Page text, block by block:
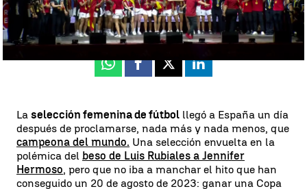
Pedro Jiménez
Actualizado:22 de agosto de 2023, 08:00
Publicado:21 de agosto de 2023, 23:57
Whatsapp
Facebook
X Linkedin
La selección femeninade fútbol llegó a España un día
después de proclamarse, nada más y nada menos, que
campeona del mundo. Una selección envuelta en la
polémica del beso de Luis Rubiales a Jennifer
Hermoso, pero que no iba a manchar el hito que han
conseguido un 20 de agosto de 2023: ganar una Copa